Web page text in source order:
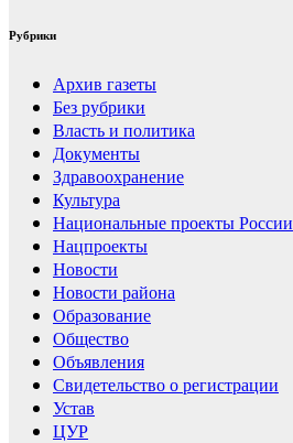
Рубрики
Архив газеты
Без рубрики
Власть и политика
Документы
Здравоохранение
Культура
Национальные проекты России
Нацпроекты
Новости
Новости района
Образование
Общество
Объявления
Свидетельство о регистрации
Устав
ЦУР